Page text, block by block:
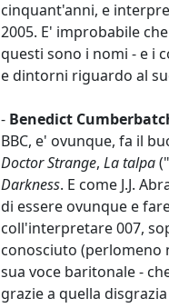
cinquant'anni, e
2005. E' improbabile
questi sono i nomi - e i
e dintorni riguardo al
- Benedict
BBC, e' ovunque, fa il
Doctor Strange, La talpa
Darkness. E come J.J.
di essere ovunque e
coll'interpretare 007,
conosciuto (perlomeno
sua voce baritonale -
grazie a quella